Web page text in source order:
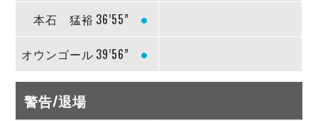
本石 猛裕 36’55”
オウンゴール 39’56”
警告/退場